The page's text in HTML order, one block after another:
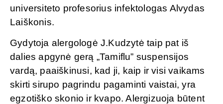
universiteto profesorius infektologas Alvydas
Laiškonis.
Gydytoja alergologė J.Kudzytė taip pat iš
dalies apgynė gerą „Tamiflu” suspensijos
vardą, paaiškinusi, kad ji, kaip ir visi vaikams
skirti sirupo pagrindu pagaminti vaistai, yra
egzotiško skonio ir kvapo. Alergizuoja būtent